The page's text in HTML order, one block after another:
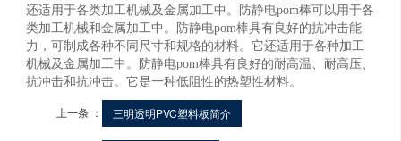
还适用于各类加工机械及金属加工中。防静电pom棒可以用于各
类加工机械和金属加工中。防静电pom棒具有良好的抗冲击能
力，可制成各种不同尺寸和规格的材料。它还适用于各种加工
机械及金属加工中。防静电pom棒具有良好的耐高温、耐高压、
抗冲击和抗冲击。它是一种低阻性的热塑性材料。
上一条 ： 三明透明PVC塑料板简介